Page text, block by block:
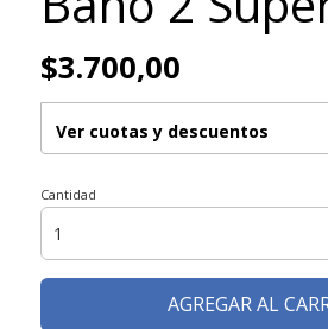
$3.700,00
Ver cuotas y descuentos
Cantidad
AGREGAR AL